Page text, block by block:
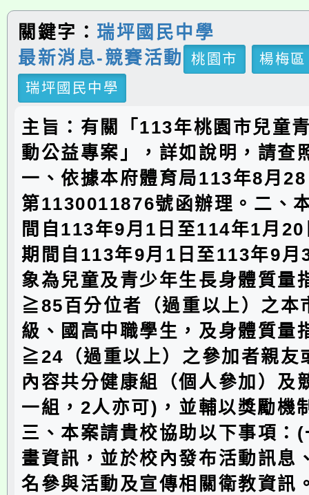
關鍵字： 瑞坪國民中學
最新消息-競賽活動
桃園市
楊梅區
瑞坪國民中學
主旨：有關「113年桃園市兒童
動公益專案」，詳如說明，請查
一、依據本府體育局113年8月
第1130011876號函辦理。二、
間自113年9月1日至114年1月
期間自113年9月1日至113年9月
象為兒童及青少年生長身體質量
≧85百分位者（過重以上）之本
級、國高中職學生，及身體質量
≧24（過重以上）之參加者親友
內容共分健康組（個人參加）及
一組，2人亦可)，並輔以獎勵機
三、本案請貴校協助以下事項：
畫資訊，並於校內發布活動訊息
名參與活動及宣傳相關衛教資訊